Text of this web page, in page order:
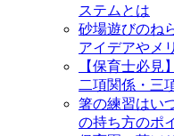
ステムとは
砂場遊びのね
アイデアやメ
【保育士必見
二項関係・三
箸の練習はい
の持ち方のポ